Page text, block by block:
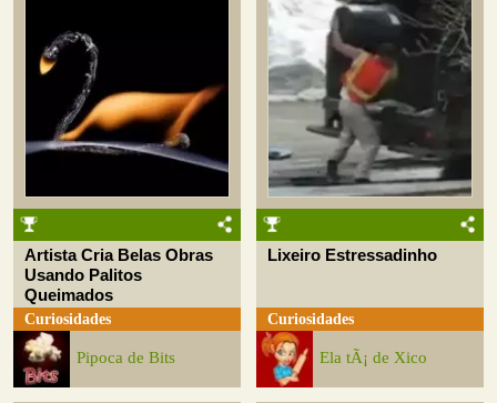
Artista Cria Belas Obras
Usando Palitos
Queimados
Curiosidades
Pipoca de Bits
Lixeiro Estressadinho
Curiosidades
Ela tÃ¡ de Xico